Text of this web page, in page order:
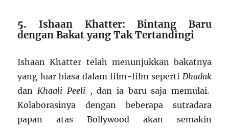
5. Ishaan Khatter: Bintang Baru
dengan Bakat yang Tak Tertandingi
Ishaan Khatter telah menunjukkan bakatnya
yang luar biasa dalam film-film seperti Dhadak
danKhaali Peeli, dan ia baru saja memulai.
Kolaborasinya dengan beberapa sutradara
papan atas Bollywood akan semakin